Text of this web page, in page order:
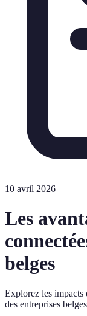
10 avril 2026
Les
belges
Explorez les impacts
des entreprises